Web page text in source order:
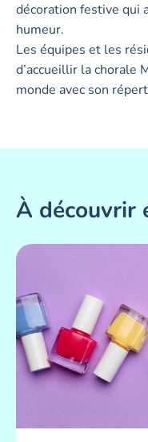
décoration festive qui
humeur.
Les équipes et les
d’accueillir la chorale
monde avec son
À découvrir